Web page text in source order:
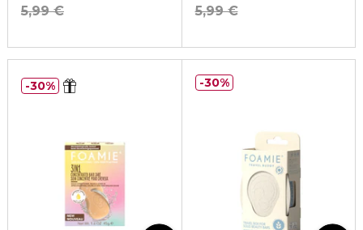
5,99 €
5,99 €
30% 30%